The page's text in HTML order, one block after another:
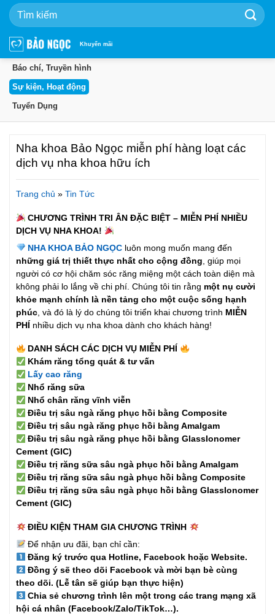
qua
dung
Khuyến mãi
Báo chí, Truyền hình
Sự kiện, Hoạt động
Tuyển Dụng
Nha khoa Bảo Ngọc miễn phí hàng loạt các
dịch vụ nha khoa hữu ích
Trang chủ » Tin Tức
CHƯƠNG TRÌNH TRI ÂN ĐẶC BIỆT – MIỄN PHÍ NHIỀU
DỊCH VỤ NHA KHOA!
NHA KHOA BẢO NGỌC luôn mong muốn mang đến
những giá trị thiết thực nhất cho cộng đồng , giúp mọi
người có cơ hội chăm sóc răng miệng một cách toàn diện mà
không phải lo lắng về chi phí. Chúng tôi tin rằng một nụ cười
khỏe mạnh chính là nền tảng cho một cuộc sống hạnh
phúc , và đó là lý do chúng tôi triển khai chương trình MIỄN
PHÍ nhiều dịch vụ nha khoa dành cho khách hàng!
DANH SÁCH CÁC DỊCH VỤ MIỄN PHÍ
Khám răng tổng quát & tư vấn
Lấy cao răng
Nhổ răng sữa
Nhổ chân răng vĩnh viễn
Điều trị sâu ngà răng phục hồi bằng Composite
Điều trị sâu ngà răng phục hồi bằng Amalgam
Điều trị sâu ngà răng phục hồi bằng GlassIonomer
Cement (GIC)
Điều trị răng sữa sâu ngà phục hồi bằng Amalgam
Điều trị răng sữa sâu ngà phục hồi bằng Composite
Điều trị răng sữa sâu ngà phục hồi bằng GlassIonomer
Cement (GIC)
ĐIỀU KIỆN THAM GIA CHƯƠNG TRÌNH
Để nhận ưu đãi, bạn chỉ cần:
Đăng ký trước qua Hotline, Facebook hoặc Website.
Đồng ý sẽ theo dõi Facebook và mời bạn bè cùng
theo dõi. (Lễ tân sẽ giúp bạn thực hiện)
Chia sẻ chương trình lên một trong các trang mạng xã
hội cá nhân (Facebook/Zalo/TikTok…).